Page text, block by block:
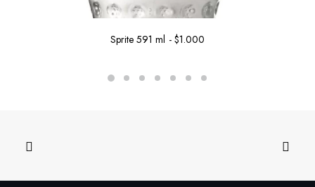
Sprite 591 ml $1.000